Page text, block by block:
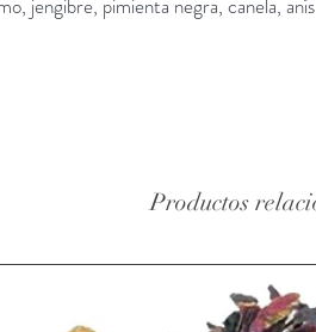
jengibre, pimienta negra, canela, anís
Productos